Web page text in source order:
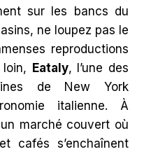
sur les bancs du
ne loupez pas le
reproductions
Eataly, l’une des
de New York
italienne. À
marché couvert où
cafés s’enchaînent